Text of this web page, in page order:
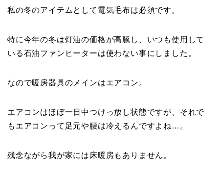
私の冬のアイテムとして電気毛布は必須です。
特に今年の冬は灯油の価格が高騰し、いつも使用して
いる石油ファンヒーターは使わない事にしました。
なので暖房器具のメインはエアコン。
エアコンはほぼ一日中つけっ放し状態ですが、それで
もエアコンって足元や腰は冷えるんですよね…。
残念ながら我が家には床暖房もありません。